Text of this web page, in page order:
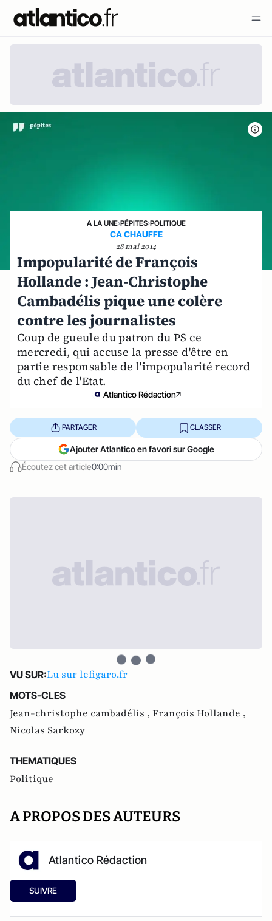
A LA UNE›PÉPITES›POLITIQUE
CA CHAUFFE
28 mai 2014
Impopularité de François
Hollande : Jean-Christophe
Cambadélis pique une colère
contre les journalistes
Coup de gueule du patron du PS ce
mercredi, qui accuse la presse d'être en
partie responsable de l'impopularité record
du chef de l'Etat.
Atlantico Rédaction
Écoutez cet article0:00min
PARTAGER CLASSER
Ajouter Atlantico en favori sur Google
VU SUR:Lu sur lefigaro.fr
MOTS-CLES
Jean-christophe cambadélis , François Hollande ,
Nicolas Sarkozy
THEMATIQUES
Politique
A PROPOS DES AUTEURS
Atlantico Rédaction
SUIVRE